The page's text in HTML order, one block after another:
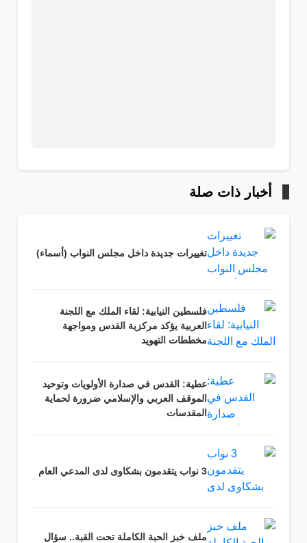
أخبار ذات صلة
تغييرات جديدة داخل مجلس النواب (أسماء)
فلسطين النيابية: لقاء الملك مع اللجنة
العربية يؤكد مركزية القدس ومواجهة
مخططات التهويد
عطية: القدس في صدارة الأولويات وتوحيد
الموقف العربي والإسلامي ضرورة لحماية
المقدسات
3 نواب يتقدمون بشكاوى لدى المدعي العام
ملف خبز الحبة الكاملة تحت القبة.. سؤال